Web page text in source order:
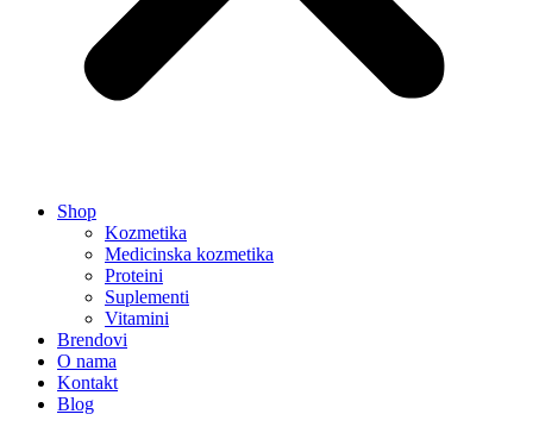
Shop
Kozmetika
Medicinska kozmetika
Proteini
Suplementi
Vitamini
Brendovi
O nama
Kontakt
Blog